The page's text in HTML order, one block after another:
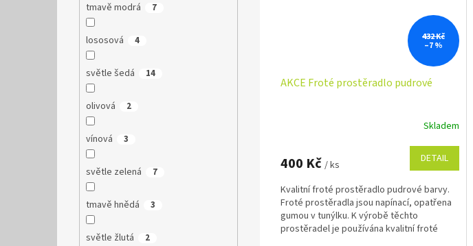
tmavě modrá 7
lososová 4
světle šedá 14
olivová 2
vínová 3
světle zelená 7
tmavě hnědá 3
světle žlutá 2
432 Kč
–7 %
AKCE Froté prostěradlo pudrové
Skladem
400 Kč / ks DETAIL
Kvalitní froté prostěradlo pudrové barvy.
Froté prostěradla jsou napínací, opatřena
gumou v tunýlku. K výrobě těchto
prostěradel je používána kvalitní froté